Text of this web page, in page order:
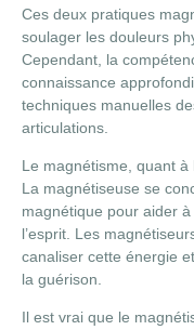
Ces deux pratiques
soulager les douleurs
Cependant, la
connaissance
techniques manuelles
articulations.
Le magnétisme, quant à
La magnétiseuse se
magnétique pour aider
l’esprit. Les
canaliser cette énergie
la guérison.
Il est vrai que le